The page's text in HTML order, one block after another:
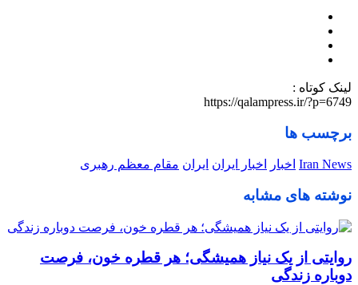
لینک کوتاه :
https://qalampress.ir/?p=6749
برچسب ها
Iran News اخبار اخبار ایران ایران مقام معظم رهبری
نوشته های مشابه
روایتی از یک نیاز همیشگی؛ هر قطره خون، فرصت
دوباره زندگی